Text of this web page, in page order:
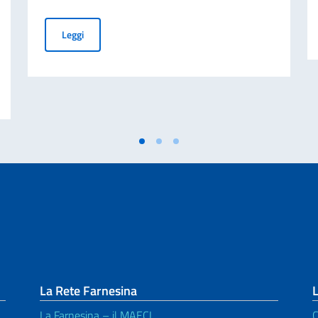
a contratto da adibire ai servizi di autista-commesso-
LeggiFesta della Repubblica Italiana a Kinshasa: celebrato
La Rete Farnesina